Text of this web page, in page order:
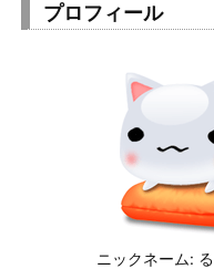
プロフィール
ニックネーム: